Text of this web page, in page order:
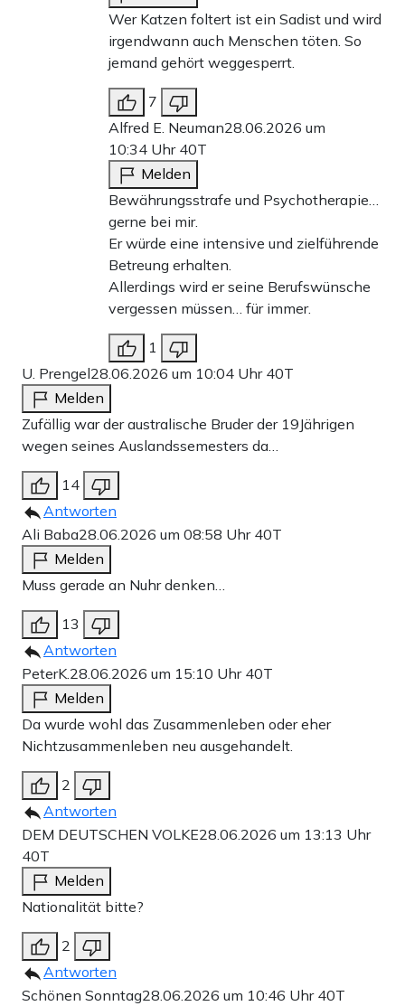
Wer Katzen foltert ist ein Sadist und wird
irgendwann auch Menschen töten. So
jemand gehört weggesperrt.
7
Alfred E. Neuman28.06.2026 um
10:34 Uhr 40T
Melden
Bewährungsstrafe und Psychotherapie…
gerne bei mir.
Er würde eine intensive und zielführende
Betreung erhalten.
Allerdings wird er seine Berufswünsche
vergessen müssen… für immer.
1
U. Prengel28.06.2026 um 10:04 Uhr 40T
Melden
Zufällig war der australische Bruder der 19Jährigen
wegen seines Auslandssemesters da…
14
Antworten
Ali Baba28.06.2026 um 08:58 Uhr 40T
Melden
Muss gerade an Nuhr denken…
13
Antworten
PeterK.28.06.2026 um 15:10 Uhr 40T
Melden
Da wurde wohl das Zusammenleben oder eher
Nichtzusammenleben neu ausgehandelt.
2
Antworten
DEM DEUTSCHEN VOLKE28.06.2026 um 13:13 Uhr
40T
Melden
Nationalität bitte?
2
Antworten
Schönen Sonntag28.06.2026 um 10:46 Uhr 40T